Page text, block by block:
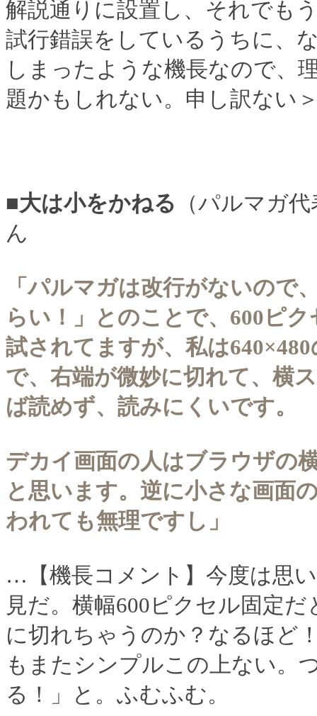
解説通りに設置し、それでも
試行錯誤をしているうちに、
しまったような機長なので、
題かもしれない。申し訳ない
■大は小をかねる （パルマガ
ん
「パルマガは改行がないので
らい！」とのことで、600ピ
試されてますが、私は
で、右端が微妙に切れて、横
ば読めず、読みにくいです。
デカイ画面の人はブラウザの
と思います。逆に小さな画面
われても無理ですし」
…【機長コメント】今度は思
見だ。横幅600ピクセル固定
に切れちゃうのか？なるほど
もまたシンプルこの上ない。
る！」と。ふむふむ。